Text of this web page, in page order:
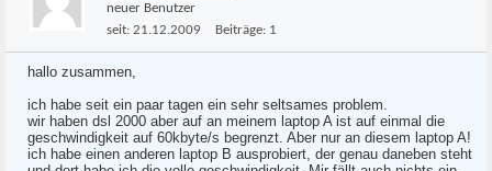
neuer Benutzer
seit: 21.12.2009 Beiträge: 1
hallo zusammen,
ich habe seit ein paar tagen ein sehr seltsames problem.
wir haben dsl 2000 aber auf an meinem laptop A ist auf einmal die
geschwindigkeit auf 60kbyte/s begrenzt. Aber nur an diesem laptop A!
ich habe einen anderen laptop B ausprobiert, der genau daneben steht